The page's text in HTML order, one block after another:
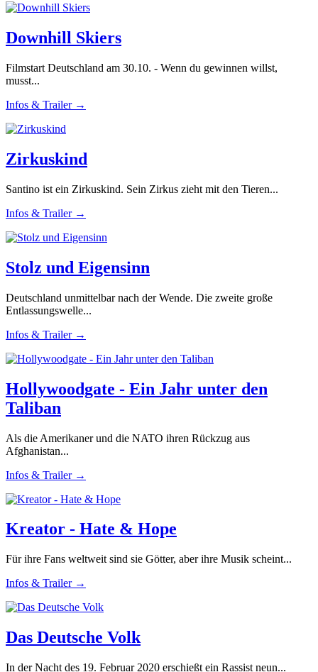
Downhill Skiers
Filmstart Deutschland am 30.10. - Wenn du gewinnen willst,
musst...
Infos & Trailer →
Zirkuskind
Santino ist ein Zirkuskind. Sein Zirkus zieht mit den Tieren...
Infos & Trailer →
Stolz und Eigensinn
Deutschland unmittelbar nach der Wende. Die zweite große
Entlassungswelle...
Infos & Trailer →
Hollywoodgate - Ein Jahr unter den
Taliban
Als die Amerikaner und die NATO ihren Rückzug aus
Afghanistan...
Infos & Trailer →
Kreator - Hate & Hope
Für ihre Fans weltweit sind sie Götter, aber ihre Musik scheint...
Infos & Trailer →
Das Deutsche Volk
In der Nacht des 19. Februar 2020 erschießt ein Rassist neun...